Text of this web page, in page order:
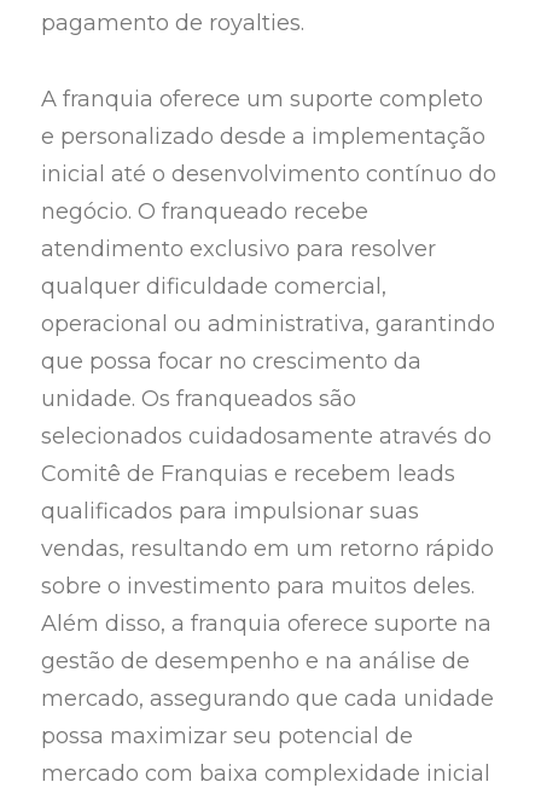
pagamento de royalties.
A franquia oferece um suporte completo
e personalizado desde a implementação
inicial até o desenvolvimento contínuo do
negócio. O franqueado recebe
atendimento exclusivo para resolver
qualquer dificuldade comercial,
operacional ou administrativa, garantindo
que possa focar no crescimento da
unidade. Os franqueados são
selecionados cuidadosamente através do
Comitê de Franquias e recebem leads
qualificados para impulsionar suas
vendas, resultando em um retorno rápido
sobre o investimento para muitos deles.
Além disso, a franquia oferece suporte na
gestão de desempenho e na análise de
mercado, assegurando que cada unidade
possa maximizar seu potencial de
mercado com baixa complexidade inicial